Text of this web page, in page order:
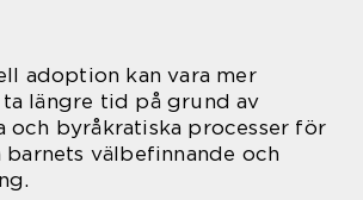
adoption kan vara mer
längre tid på grund av
och byråkratiska processer för
barnets välbefinnande och